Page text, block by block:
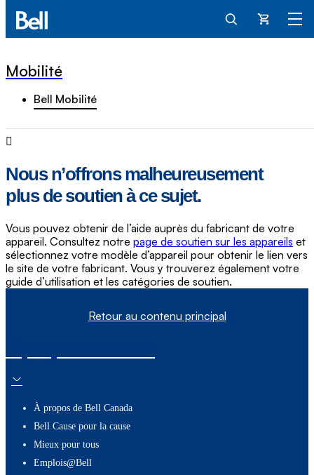
Panier
Mobilité
Bell Mobilité
Nous n’offrons malheureusement
plus de soutien à ce sujet.
Vous pouvez obtenir de l’aide auprès du fabricant de votre
appareil. Consultez notre page de soutien sur les appareils et
sélectionnez votre modèle d’appareil pour obtenir le lien vers
le site de votre fabricant. Vous y trouverez également votre
guide d’utilisation et les catégories de soutien.
Retour au contenu principal
À propos de Bell Canada
Bell Cause pour la cause
Mieux pour tous
Emplois@Bell